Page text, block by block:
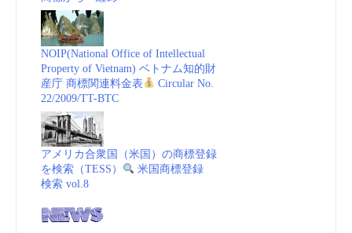
NOIP(National Office of Intellectual
Property of Vietnam) ベトナム知的財
産庁 商標関連料金表
Circular No.
22/2009/TT-BTC
アメリカ合衆国（米国）の商標登録
を検索（TESS）
米国商標登録
検索 vol.8